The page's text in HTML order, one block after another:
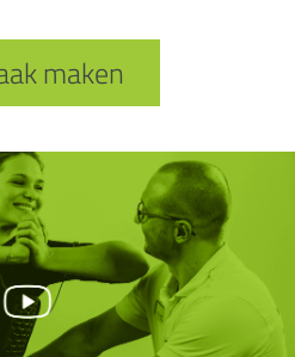
maken